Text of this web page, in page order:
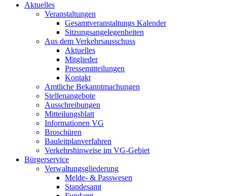
Aktuelles
Veranstaltungen
Gesamtveranstaltungs Kalender
Sitzungsangelegenheiten
Aus dem Verkehrsausschuss
Aktuelles
Mitglieder
Pressemitteilungen
Kontakt
Amtliche Bekanntmachungen
Stellenangebote
Ausschreibungen
Mitteilungsblatt
Informationen VG
Broschüren
Bauleitplanverfahren
Verkehrshinweise im VG-Gebiet
Bürgerservice
Verwaltungsgliederung
Melde- & Passwesen
Standesamt